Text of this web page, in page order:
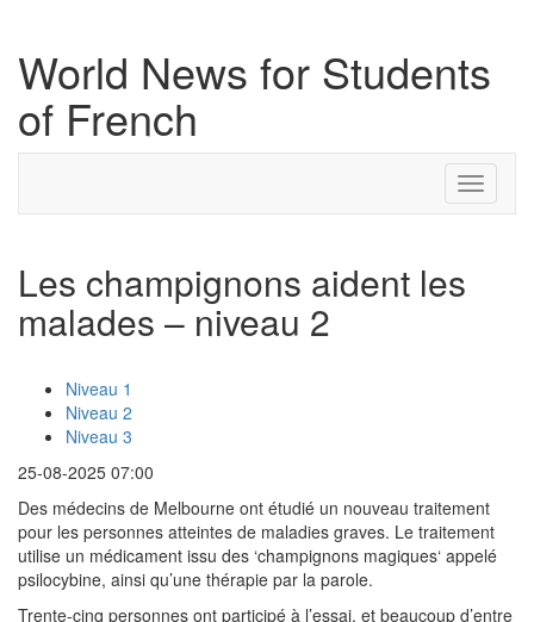
World News for Students
of French
Toggle
Les champignons aident les
malades – niveau 2
Niveau 1
Niveau 2
Niveau 3
25-08-2025 07:00
Des médecins de Melbourne ont étudié un nouveau traitement
pour les personnes atteintes de maladies graves. Le traitement
utilise un médicament issu des ‘champignons magiques‘ appelé
psilocybine, ainsi qu’une thérapie par la parole.
Trente-cinq personnes ont participé à l’essai, et beaucoup d’entre